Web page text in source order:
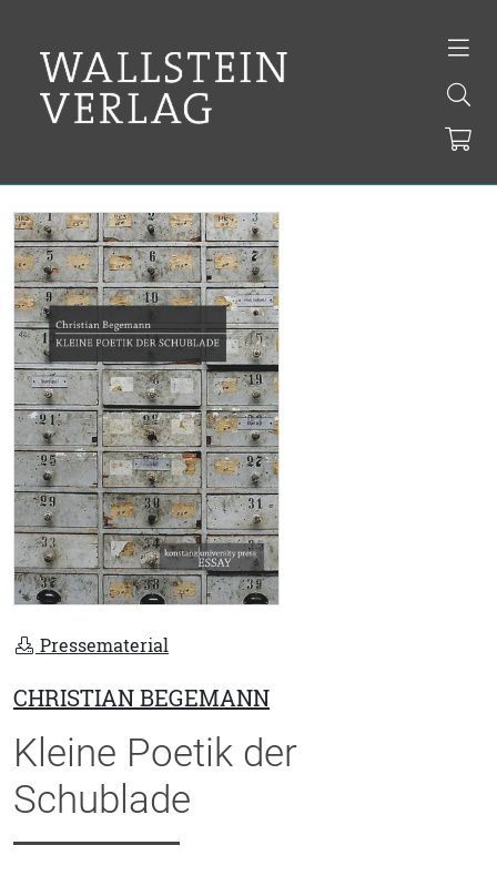
Pressematerial
CHRISTIAN BEGEMANN
Kleine Poetik der
Schublade